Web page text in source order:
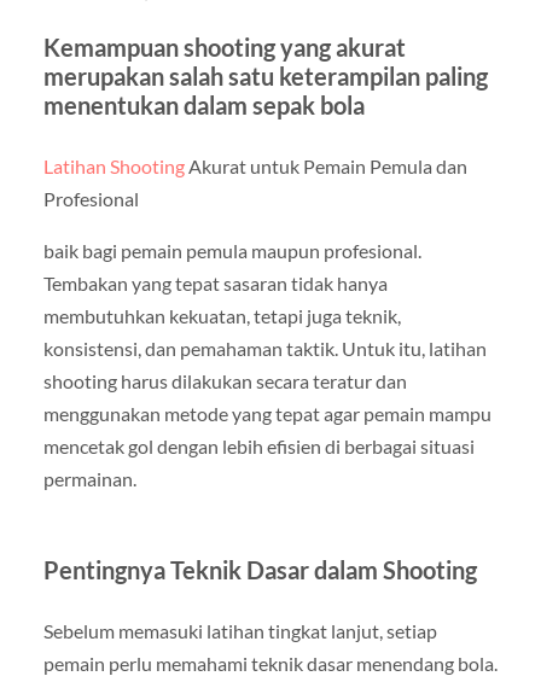
Kemampuan shooting yang akurat
merupakan salah satu keterampilan paling
menentukan dalam sepak bola
Latihan ShootingAkurat untuk Pemain Pemula dan
Profesional
baik bagi pemain pemula maupun profesional.
Tembakan yang tepat sasaran tidak hanya
membutuhkan kekuatan, tetapi juga teknik,
konsistensi, dan pemahaman taktik. Untuk itu, latihan
shooting harus dilakukan secara teratur dan
menggunakan metode yang tepat agar pemain mampu
mencetak gol dengan lebih efisien di berbagai situasi
permainan.
Pentingnya Teknik Dasar dalam Shooting
Sebelum memasuki latihan tingkat lanjut, setiap
pemain perlu memahami teknik dasar menendang bola.